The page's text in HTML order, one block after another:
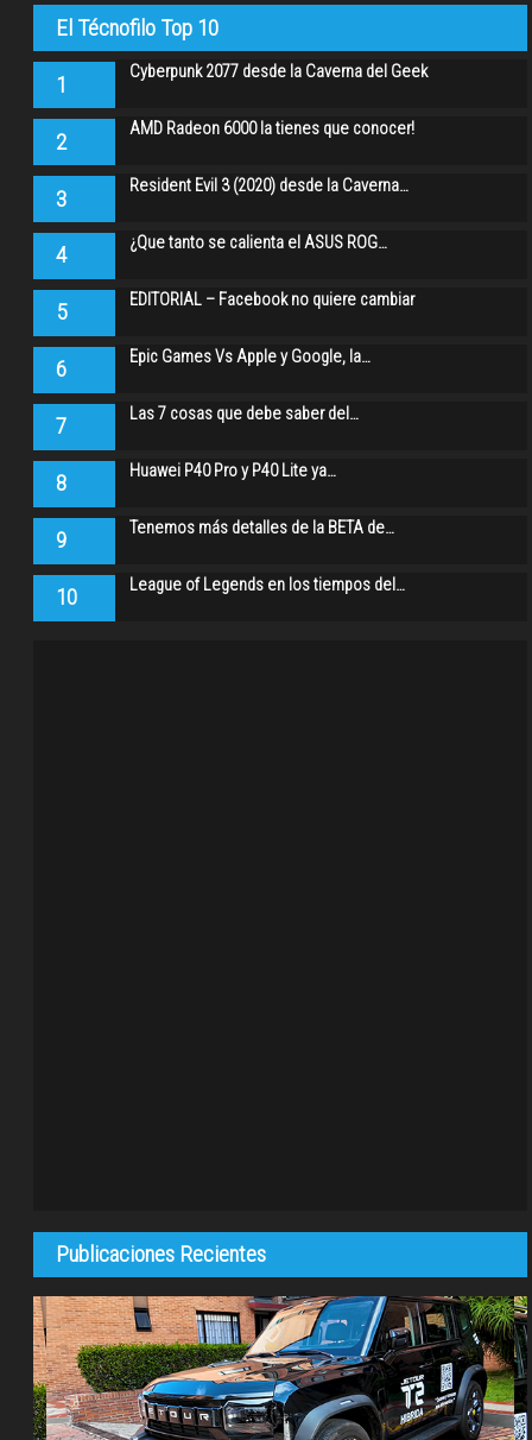
El Técnofilo Top 10
1 Cyberpunk 2077 desde la Caverna del Geek
2 AMD Radeon 6000 la tienes que conocer!
3 Resident Evil 3 (2020) desde la Caverna…
4 ¿Que tanto se calienta el ASUS ROG…
5 EDITORIAL – Facebook no quiere cambiar
6 Epic Games Vs Apple y Google, la…
7 Las 7 cosas que debe saber del…
8 Huawei P40 Pro y P40 Lite ya…
9 Tenemos más detalles de la BETA de…
10 League of Legends en los tiempos del…
Publicaciones Recientes